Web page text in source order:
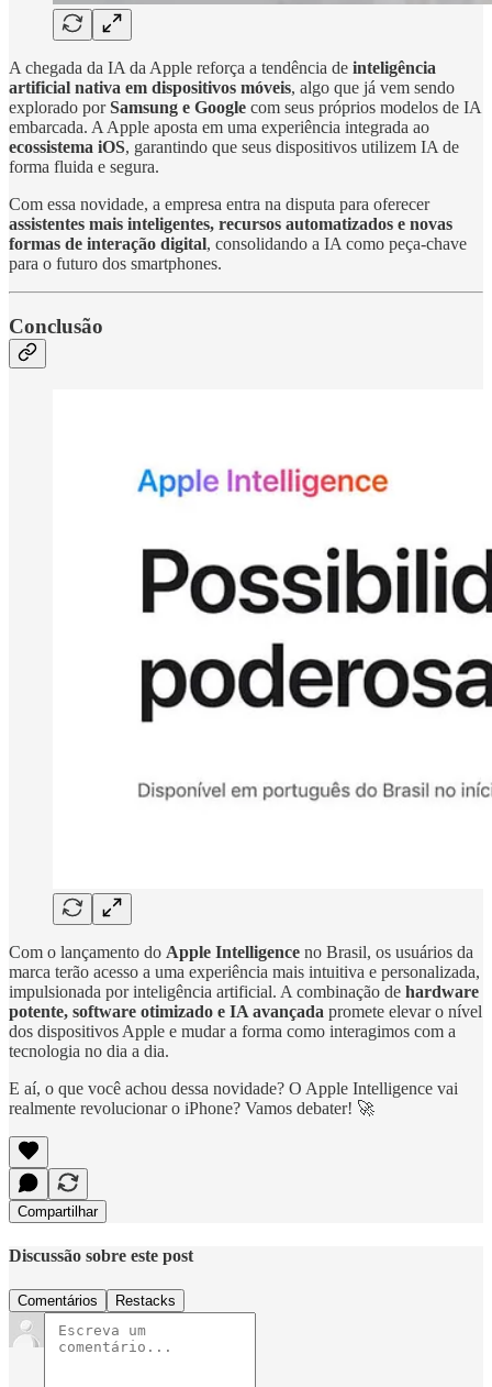
A chegada da IA da Apple reforça a tendência de inteligência
artificial nativa em dispositivos móveis, algo que já vem sendo
explorado porSamsung e Google com seus próprios modelos de IA
embarcada. A Apple aposta em uma experiência integrada ao
ecossistema iOS, garantindo que seus dispositivos utilizem IA de
forma fluida e segura.
Com essa novidade, a empresa entra na disputa para oferecer
assistentes mais inteligentes, recursos automatizados e novas
formas de interação digital, consolidando a IA como peça-chave
para o futuro dos smartphones.
Conclusão
Com o lançamento do Apple Intelligence no Brasil, os usuários da
marca terão acesso a uma experiência mais intuitiva e personalizada,
impulsionada por inteligência artificial. A combinação de hardware
potente, software otimizado e IA avançada promete elevar o nível
dos dispositivos Apple e mudar a forma como interagimos com a
tecnologia no dia a dia.
E aí, o que você achou dessa novidade? O Apple Intelligence vai
realmente revolucionar o iPhone? Vamos debater! 🚀
Compartilhar
Discussão sobre este post
Comentários Restacks